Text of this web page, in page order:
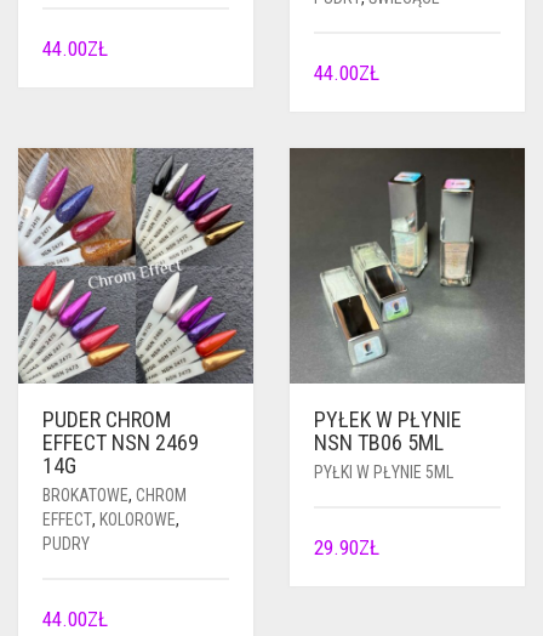
44.00ZŁ
44.00ZŁ
PUDER CHROM
EFFECT NSN 2469
14G
BROKATOWE, CHROM
EFFECT, KOLOROWE,
PUDRY
44.00ZŁ
PYŁEK W PŁYNIE
NSN TB06 5ML
PYŁKI W PŁYNIE 5ML
29.90ZŁ